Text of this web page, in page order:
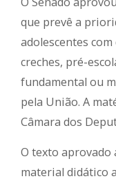
que prevê a
adolescentes
creches, pré-
fundamental ou
pela União. A
Câmara dos
O texto aprovado
material didático